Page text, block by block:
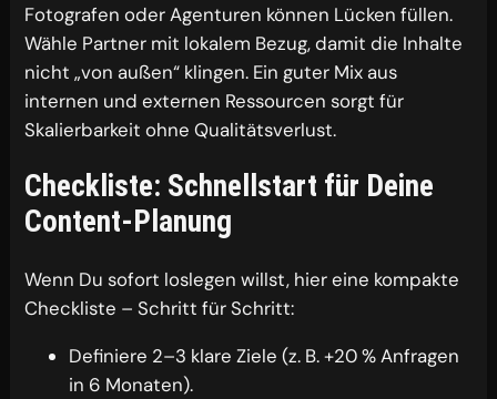
Fotografen oder Agenturen können Lücken füllen.
Wähle Partner mit lokalem Bezug, damit die Inhalte
nicht „von außen“ klingen. Ein guter Mix aus
internen und externen Ressourcen sorgt für
Skalierbarkeit ohne Qualitätsverlust.
Checkliste: Schnellstart für Deine
Content-Planung
Wenn Du sofort loslegen willst, hier eine kompakte
Checkliste – Schritt für Schritt:
Definiere 2–3 klare Ziele (z. B. +20 % Anfragen
in 6 Monaten).